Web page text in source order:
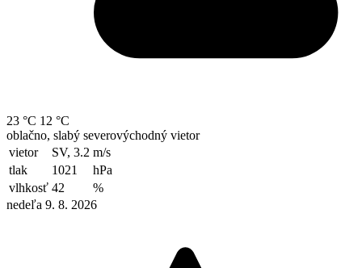
23 °C 12 °C
oblačno, slabý severovýchodný vietor
vietor
SV, 3.2 m/s
tlak
1021
hPa
vlhkosť 42
%
nedeľa 9. 8. 2026